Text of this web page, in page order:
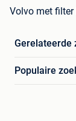
Volvo met filter
Gerelateerde
Populaire